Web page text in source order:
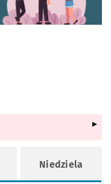
nowej karcie
Niedziela